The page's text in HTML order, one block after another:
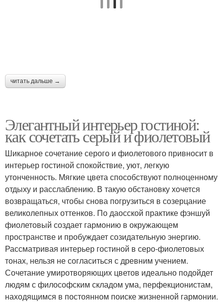
читать дальше →
Элегантный интерьер гостиной:
как сочетать серый и фиолетовый
Шикарное сочетание серого и фиолетового привносит в
интерьер гостиной спокойствие, уют, легкую
утонченность. Мягкие цвета способствуют полноценному
отдыху и расслаблению. В такую обстановку хочется
возвращаться, чтобы снова погрузиться в созерцание
великолепных оттенков. По даосской практике фэншуй
фиолетовый создает гармонию в окружающем
пространстве и пробуждает созидательную энергию.
Рассматривая интерьер гостиной в серо-фиолетовых
тонах, нельзя не согласиться с древним учением.
Сочетание умиротворяющих цветов идеально подойдет
людям с философским складом ума, перфекционистам,
находящимся в постоянном поиске жизненной гармонии.